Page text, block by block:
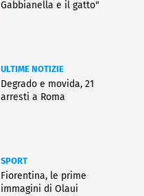
Gabbianella e il gatto"
ULTIME NOTIZIE
Degrado e movida, 21
arresti a Roma
SPORT
Fiorentina, le prime
immagini di Olaui